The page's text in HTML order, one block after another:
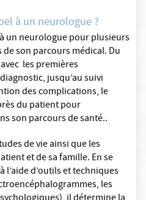
à un neurologue ?
un neurologue pour plusieurs
son parcours médical. Du
les premières
jusqu’au suivi
des complications, le
du patient pour
son parcours de santé..
de vie ainsi que les
et de sa famille. En se
d’outils et techniques
les